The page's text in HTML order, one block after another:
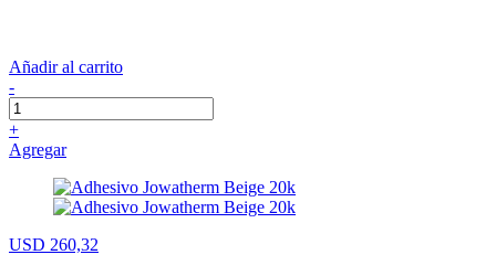
Añadir al carrito
-
+
Agregar
USD 260,32